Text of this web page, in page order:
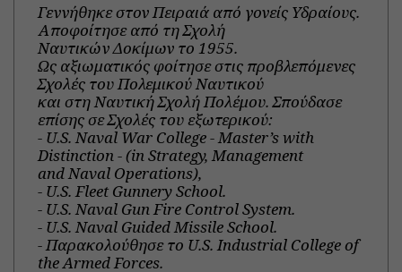
Γεννήθηκε στον Πειραιά από γονείς Υδραίους.
Αποφοίτησε από τη Σχολή
Ναυτικών Δοκίμων το 1955.
Ως αξιωματικός φοίτησε στις προβλεπόμενες
Σχολές του Πολεμικού Ναυτικού
και στη Ναυτική Σχολή Πολέμου. Σπούδασε
επίσης σε Σχολές του εξωτερικού:
- U.S. Naval War College - Master’s with
Distinction - (in Strategy, Management
and Naval Operations),
- U.S. Fleet Gunnery School.
- U.S. Naval Gun Fire Control System.
- U.S. Naval Guided Missile School.
- Παρακολούθησε το U.S. Industrial College of
the Armed Forces.